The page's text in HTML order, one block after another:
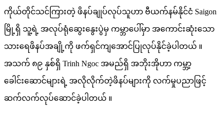
လုပ်
တဲ့
သားရေ
ဖိနပ်
တွေ
ကိုယ်တိုင်သင်ကြားတဲ့ ဖိနပ်ချုပ်လုပ်သူဟာ ဗီယက်နမ်နိုင်ငံ Saigon
မြို့ရှိ သူ့ရဲ့ အလုပ်ရုံဆွေးနွေးပွဲမှ ကမ္ဘာပေါ်မှာ အကောင်းဆုံးသော
သားရေဖိနပ်အချို့ကို ဖက်ရှင်ကျအောင်ပြုလုပ်နိုင်ခဲ့ပါတယ် ။
အသက် ၈၉ နှစ်ရှိ Trinh Ngoc အမည်ရှိ အဘိုးအိုဟာ ကမ္ဘာ့
ခေါင်းဆောင်များရဲ့ အလိုလိုက်တဲ့ဖိနပ်များကို လက်မှုပညာဖြင့်
ဆက်လက်လုပ်ဆောင်ခဲ့ပါတယ် ။